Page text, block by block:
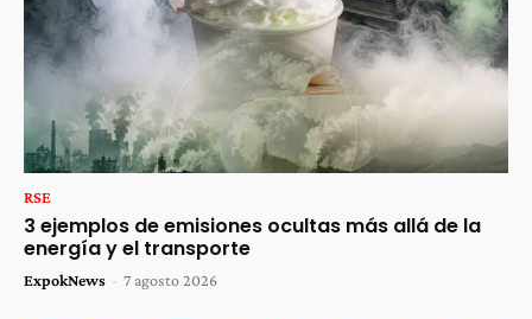
RSE
3 ejemplos de emisiones ocultas más allá de la
energía y el transporte
ExpokNews - 7 agosto 2026